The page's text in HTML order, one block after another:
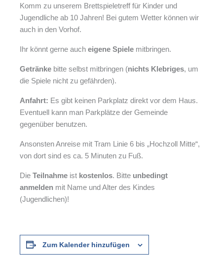
Komm zu unserem Brettspieletreff für Kinder und
Jugendliche ab 10 Jahren! Bei gutem Wetter können wir
auch in den Vorhof.
Ihr könnt gerne auch eigene Spiele mitbringen.
Getränke bitte selbst mitbringen (nichts Klebriges, um
die Spiele nicht zu gefährden).
Anfahrt: Es gibt keinen Parkplatz direkt vor dem Haus.
Eventuell kann man Parkplätze der Gemeinde
gegenüber benutzen.
Ansonsten Anreise mit Tram Linie 6 bis „Hochzoll Mitte“,
von dort sind es ca. 5 Minuten zu Fuß.
Die Teilnahme ist kostenlos. Bitte unbedingt
anmelden mit Name und Alter des Kindes
(Jugendlichen)!
Zum Kalender hinzufügen